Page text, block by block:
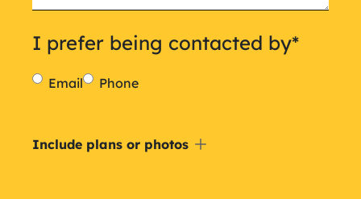
I prefer being contacted by*
Email Phone
Include
Include plans or photos